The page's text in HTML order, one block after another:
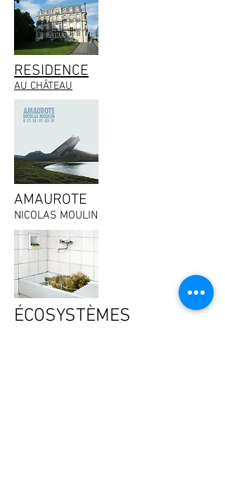
RESIDENCE
AU CHÂTEAU
AMAUROTE
NICOLAS MOULIN
ÉCOSYSTÈMES